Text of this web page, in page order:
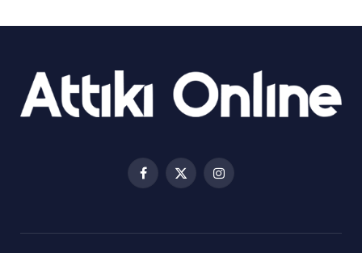
ΔΗΜΟΣ ΜΑΝΔΡΑΣ ΕΙΔΥΛΛΙΑΣ:
23.07.2026 | 14:58
Πολυχώρο ΙΡΙΣ
21.07.2026 | 14:01
Πώς έγινε η επίθεση στους δύο
Facebook
X
Instagram